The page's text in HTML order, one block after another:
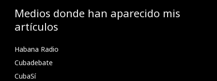
Medios donde han aparecido mis
artículos
Habana Radio
Cubadebate
CubaSí